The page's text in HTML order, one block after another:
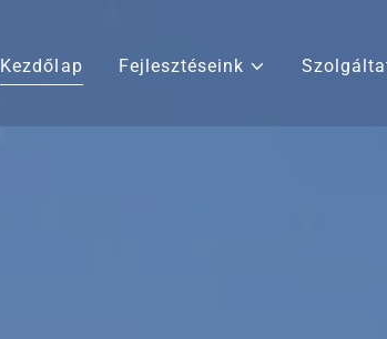
Kezdőlap Fejlesztéseink